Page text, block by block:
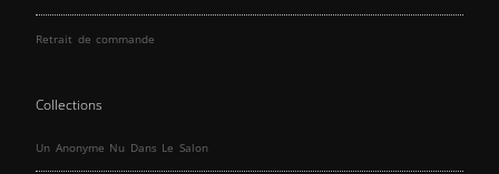
Retrait de commande
Collections
Un Anonyme Nu Dans Le Salon